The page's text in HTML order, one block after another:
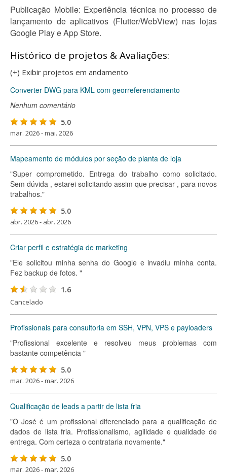
Publicação Mobile: Experiência técnica no processo de
lançamento de aplicativos (Flutter/WebView) nas lojas
Google Play e App Store.
Histórico de projetos & Avaliações:
(+) Exibir projetos em andamento
Converter DWG para KML com georreferenciamento
Nenhum comentário
5.0
mar. 2026 - mai. 2026
Mapeamento de módulos por seção de planta de loja
"Super comprometido. Entrega do trabalho como solicitado.
Sem dúvida , estarei solicitando assim que precisar , para novos
trabalhos."
5.0
abr. 2026 - abr. 2026
Criar perfil e estratégia de marketing
"Ele solicitou minha senha do Google e invadiu minha conta.
Fez backup de fotos. "
1.6
Cancelado
Profissionais para consultoria em SSH, VPN, VPS e payloaders
"Profissional excelente e resolveu meus problemas com
bastante competência "
5.0
mar. 2026 - mar. 2026
Qualificação de leads a partir de lista fria
"O José é um profissional diferenciado para a qualificação de
dados de lista fria. Profissionalismo, agilidade e qualidade de
entrega. Com certeza o contrataria novamente."
5.0
mar. 2026 - mar. 2026